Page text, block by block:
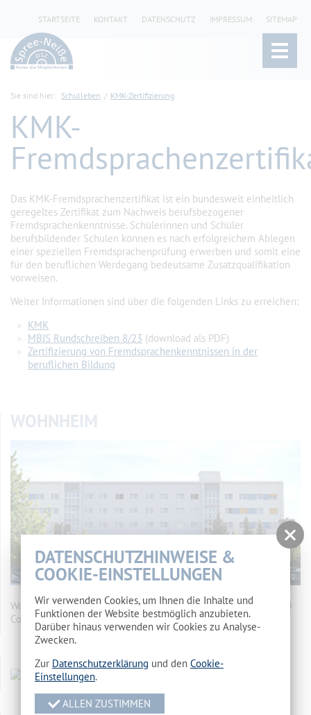
STARTSEITE KONTAKT DATENSCHUTZ IMPRESSUM SITEMAP
Sie sind hier: Schulleben KMK-Zertifizierung
KMK-
Das KMK-Fremdsprachenzertifikat ist ein bundesweit einheitlich
geregeltes Zertifikat zum Nachweis berufsbezogener
Fremdsprachenkenntnisse. Schülerinnen und Schüler
berufsbildender Schulen können es nach erfolgreichem Ablegen
einer speziellen Fremdsprachenprüfung erwerben und somit eine
für den beruflichen Werdegang bedeutsame Zusatzqualifikation
vorweisen.
Weiter Informationen sind über die folgenden Links zu erreichen:
KMK
MBJS Rundschreiben 8/23 (download als PDF)
Zertifizierung von Fremdsprachenkenntnissen in der
beruflichen Bildung
WOHNHEIM
Wohnheim des Landkreises Spree-Neiße Makarenkostr. 5, 03050
Cottbusmehr…
DATENSCHUTZHINWEISE &
COOKIE-EINSTELLUNGEN
Wir verwenden Cookies, um Ihnen die Inhalte und
Funktionen der Website bestmöglich anzubieten.
Darüber hinaus verwenden wir Cookies zu Analyse-
Zwecken.
Zur Datenschutzerklärung und den Cookie-
Einstellungen.
ALLEN ZUSTIMMEN